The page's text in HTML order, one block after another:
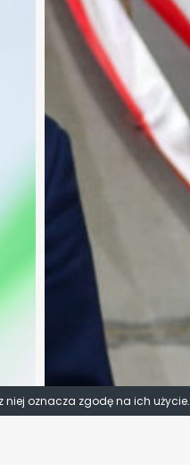
niej oznacza zgodę na ich użycie.